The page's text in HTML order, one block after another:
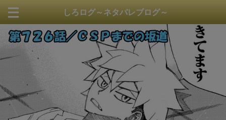
しろログ～ネタバレブログ～